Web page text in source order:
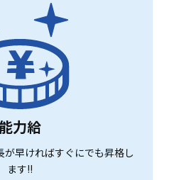
力給
早ければすぐにでも昇格し
ます!!